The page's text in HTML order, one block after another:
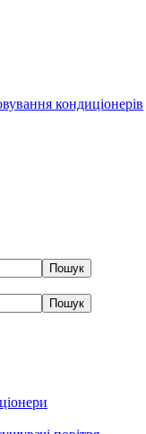
кондиціонерів